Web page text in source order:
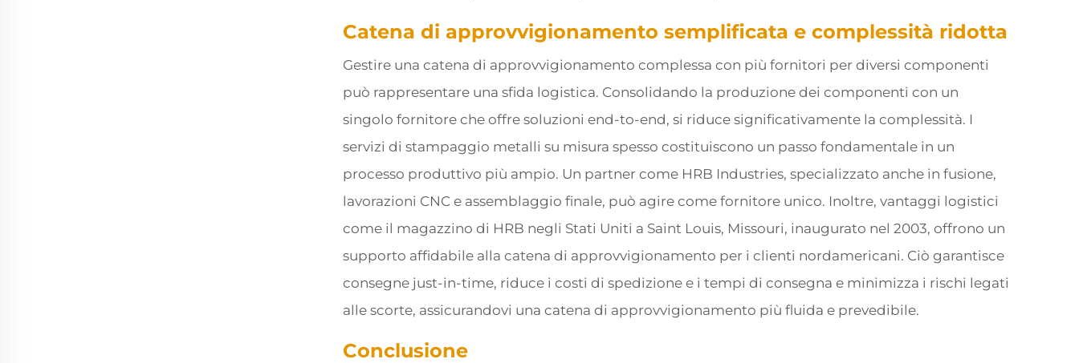
Catena di approvvigionamento semplificata e complessità ridotta
Gestire una catena di approvvigionamento complessa con più fornitori per diversi componenti
può rappresentare una sfida logistica. Consolidando la produzione dei componenti con un
singolo fornitore che offre soluzioni end-to-end, si riduce significativamente la complessità. I
servizi di stampaggio metalli su misura spesso costituiscono un passo fondamentale in un
processo produttivo più ampio. Un partner come HRB Industries, specializzato anche in fusione,
lavorazioni CNC e assemblaggio finale, può agire come fornitore unico. Inoltre, vantaggi logistici
come il magazzino di HRB negli Stati Uniti a Saint Louis, Missouri, inaugurato nel 2003, offrono un
supporto affidabile alla catena di approvvigionamento per i clienti nordamericani. Ciò garantisce
consegne just-in-time, riduce i costi di spedizione e i tempi di consegna e minimizza i rischi legati
alle scorte, assicurandovi una catena di approvvigionamento più fluida e prevedibile.
Conclusione